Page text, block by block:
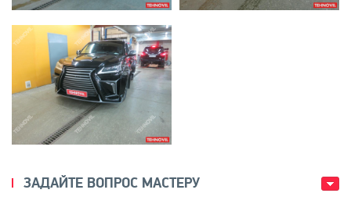
ЗАДАЙТЕ ВОПРОС МАСТЕРУ